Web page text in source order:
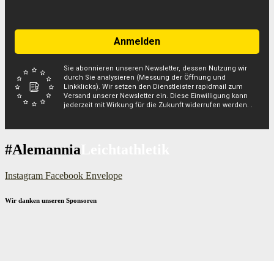
Anmelden
Sie abonnieren unseren Newsletter, dessen Nutzung wir
durch Sie analysieren (Messung der Öffnung und
Linkklicks). Wir setzen den Dienstleister rapidmail zum
Versand unserer Newsletter ein. Diese Einwilligung kann
jederzeit mit Wirkung für die Zukunft widerrufen werden. .
#Alemannia
Instagram Facebook Envelope
Wir danken unseren Sponsoren